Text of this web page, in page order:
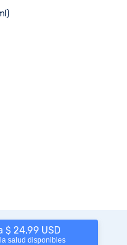
24,99 USD
salud disponibles